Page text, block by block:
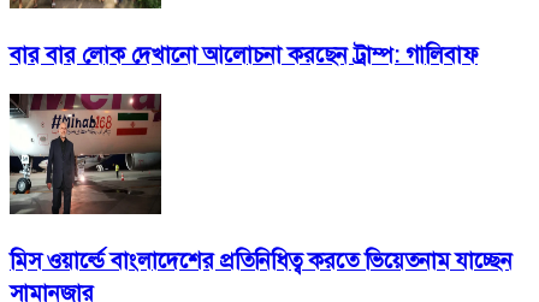
বার বার লোক দেখানো আলোচনা করছেন ট্রাম্প: গালিবাফ
মিস ওয়ার্ল্ডে বাংলাদেশের প্রতিনিধিত্ব করতে ভিয়েতনাম যাচ্ছেন
সামানজার